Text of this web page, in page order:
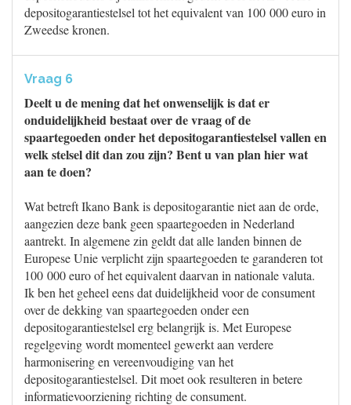
depositogarantiestelsel tot het equivalent van 100 000 euro in
Zweedse kronen.
Vraag 6
Deelt u de mening dat het onwenselijk is dat er
onduidelijkheid bestaat over de vraag of de
spaartegoeden onder het depositogarantiestelsel vallen en
welk stelsel dit dan zou zijn? Bent u van plan hier wat
aan te doen?
Wat betreft Ikano Bank is depositogarantie niet aan de orde,
aangezien deze bank geen spaartegoeden in Nederland
aantrekt. In algemene zin geldt dat alle landen binnen de
Europese Unie verplicht zijn spaartegoeden te garanderen tot
100 000 euro of het equivalent daarvan in nationale valuta.
Ik ben het geheel eens dat duidelijkheid voor de consument
over de dekking van spaartegoeden onder een
depositogarantiestelsel erg belangrijk is. Met Europese
regelgeving wordt momenteel gewerkt aan verdere
harmonisering en vereenvoudiging van het
depositogarantiestelsel. Dit moet ook resulteren in betere
informatievoorziening richting de consument.